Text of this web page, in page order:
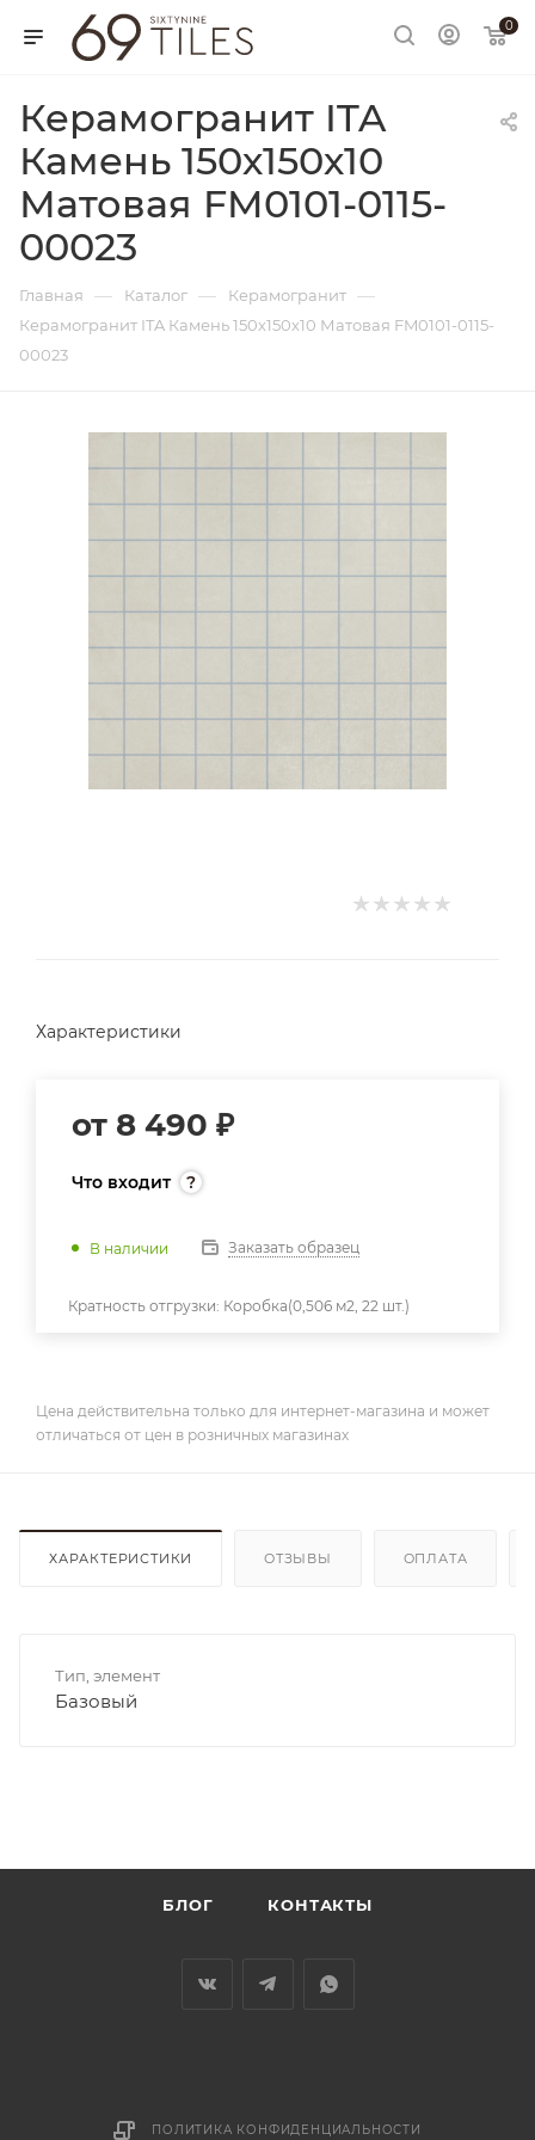
0
Керамогранит ITA
Камень 150х150х10
Матовая FM0101-0115-
00023
Главная — Каталог — Керамогранит —
Керамогранит ITA Камень 150х150х10 Матовая FM0101-0115-
00023
Характеристики
от 8 490 ₽
Что входит
В наличии Заказать образец
Кратность отгрузки: Коробка(0,506 м2, 22 шт.)
Цена действительна только для интернет-магазина и может
отличаться от цен в розничных магазинах
ХАРАКТЕРИСТИКИ ОТЗЫВЫ ОПЛАТА
Тип, элемент
Базовый
БЛОГ КОНТАКТЫ
ПОЛИТИКА КОНФИДЕНЦИАЛЬНОСТИ